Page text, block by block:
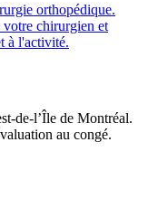
orthopédique.
chirurgien et
à l'activité.
de-l’Île de Montréal.
au congé.